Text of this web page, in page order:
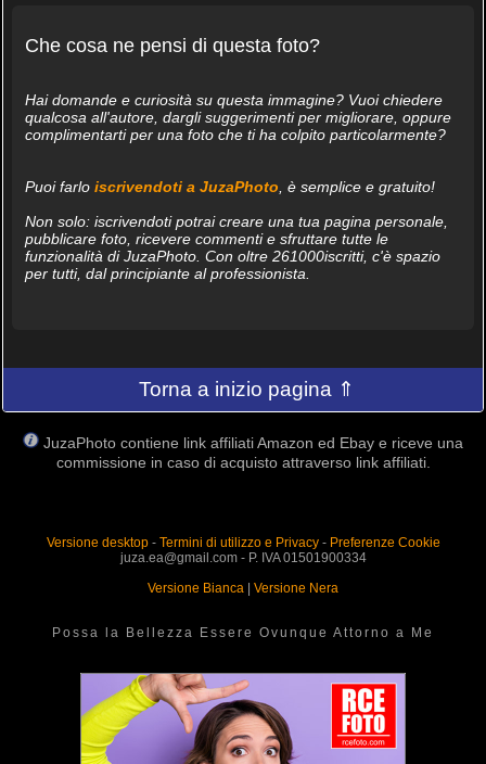
Che cosa ne pensi di questa foto?
Hai domande e curiosità su questa immagine? Vuoi chiedere
qualcosa all'autore, dargli suggerimenti per migliorare, oppure
complimentarti per una foto che ti ha colpito particolarmente?
Puoi farlo iscrivendoti a JuzaPhoto , è semplice e gratuito!
Non solo: iscrivendoti potrai creare una tua pagina personale,
pubblicare foto, ricevere commenti e sfruttare tutte le
funzionalità di JuzaPhoto. Con oltre 261000iscritti, c'è spazio
per tutti, dal principiante al professionista.
Torna a inizio pagina ⇑
JuzaPhoto contiene link affiliati Amazon ed Ebay e riceve una
commissione in caso di acquisto attraverso link affiliati.
Versione desktop- Termini di utilizzo e Privacy- Preferenze Cookie
juza.ea@gmail.com - P. IVA 01501900334
Versione Bianca
Versione Nera
Possa la Bellezza Essere Ovunque Attorno a Me